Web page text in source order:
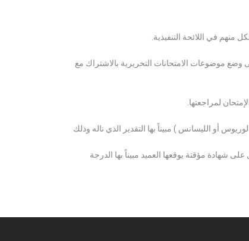
منهم في اللائحة التنفيذية.
وضع موضوعات الامتحانات التحريرية بالاشتراك مع
لمراجعتها.
أو الليسانس ) مبيناً بها التقدير الذي ناله وذلك
مؤقتة يوقعها العميد مبيناً بها الدرجة